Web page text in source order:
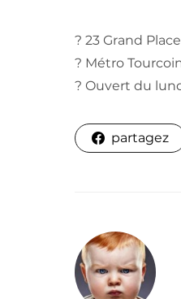
? 23 Grand
? Métro
? Ouvert du
partagez